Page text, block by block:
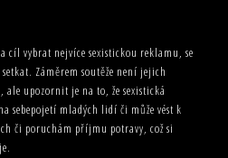
cíl vybrat nejvíce sexistickou reklamu, se
setkat. Záměrem soutěže není jejich
upozornit je na to, že sexistická
sebepojetí mladých lidí či může vést k
či poruchám příjmu potravy, což si